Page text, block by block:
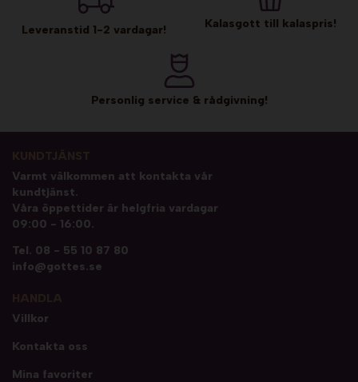
Leveranstid 1-2 vardagar! Kalasgott till kalaspris!
Personlig service & rådgivning!
Varmt välkommen att kontakta vår
kundtjänst.
Våra öppettider är helgfria vardagar
09:00 - 16:00.
Tel. 08 - 55 10 87 80
info@gottes.se
Villkor
Kontakta oss
Mina favoriter